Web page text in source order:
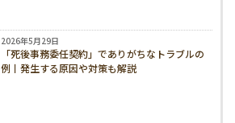
2026年5月29日
「死後事務委任契約」でありがちなトラブルの
例丨発生する原因や対策も解説